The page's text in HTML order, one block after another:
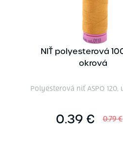
NIŤ polyesterová
okrová
Polyesterová niť ASPO 120,
0.39 € 0.79 €